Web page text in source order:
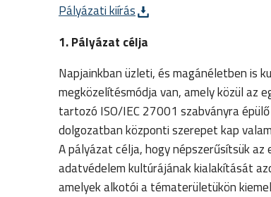
Pályázati kiírás
1. Pályázat célja
Napjainkban üzleti, és magánéletben is
megközelítésmódja van, amely közül az
tartozó ISO/IEC 27001 szabványra
dolgozatban központi szerepet kap
A pályázat célja, hogy népszerűsítsük
adatvédelem kultúrájának kialakítását
amelyek alkotói a tématerületükön